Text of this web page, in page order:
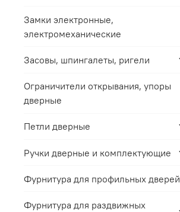
Замки электронные,
электромеханические
Засовы, шпингалеты, ригели
Ограничители открывания, упоры
дверные
Петли дверные
Ручки дверные и комплектующие
Фурнитура для профильных дверей
Фурнитура для раздвижных